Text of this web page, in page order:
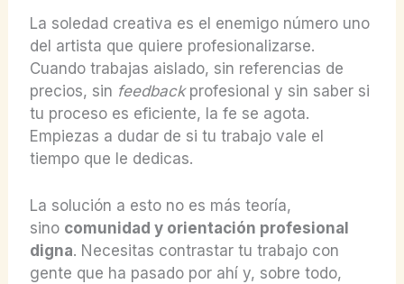
La soledad creativa es el enemigo número uno
del artista que quiere profesionalizarse.
Cuando trabajas aislado, sin referencias de
precios, sin feedbackprofesional y sin saber si
tu proceso es eficiente, la fe se agota.
Empiezas a dudar de si tu trabajo vale el
tiempo que le dedicas.
La solución a esto no es más teoría,
sino comunidad y orientación profesional
digna. Necesitas contrastar tu trabajo con
gente que ha pasado por ahí y, sobre todo,